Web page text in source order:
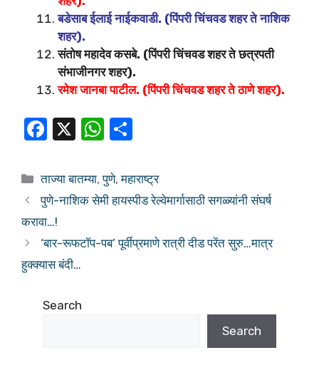
बडेसाब ईलाई नाईकवाडी. (पिंपरी चिंचवड शहर ते नाशिक
शहर).
संतोष महादेव कसबे. (पिंपरी चिंचवड शहर ते छत्रपती
संभाजीनगर शहर).
रमेश जानबा पाटील. (पिंपरी चिंचवड शहर ते ठाणे शहर).
F
c
e
b
o
o
X
W
at
s
p
ar
e
ताज्या बातम्या,पुणे,महाराष्ट्र
पुणे-नाशिक सेमी हायस्पीड रेल्वेमार्गासाठी सगळ्यांनी संघर्ष
करावा…!
‘बार-रूफटॉप-पब’ पूर्वीप्रमाणे रात्री दीड परेंत सुरु…मात्र
हुक्क्यास बंदी…
Search
Search